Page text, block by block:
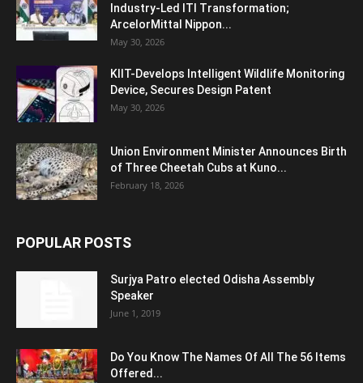
Industry-Led ITI Transformation;
ArcelorMittal Nippon...
May 30, 2026
KIIT-Develops Intelligent Wildlife Monitoring
Device, Secures Design Patent
May 30, 2026
Union Environment Minister Announces Birth
of Three Cheetah Cubs at Kuno...
February 18, 2026
POPULAR POSTS
Surjya Patro elected Odisha Assembly
Speaker
June 1, 2019
Do You Know The Names Of All The 56 Items
Offered...